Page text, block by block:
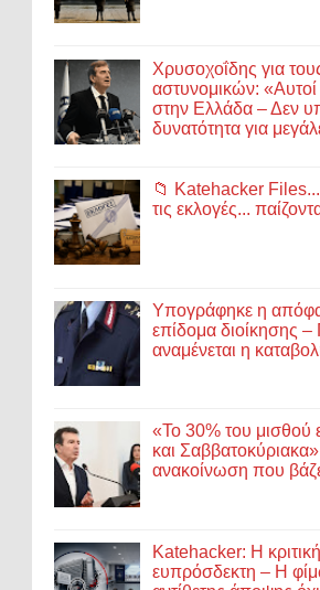
Χρυσοχοΐδης για
αστυνομικών: «Αυτοί
στην Ελλάδα – Δεν
δυνατότητα για
📁 Katehacker
τις εκλογές...
Υπογράφηκε η
επίδομα διοίκησης –
αναμένεται η
«Το 30% του μισθού
και
ανακοίνωση που
Katehacker: Η κριτική
ευπρόσδεκτη – Η